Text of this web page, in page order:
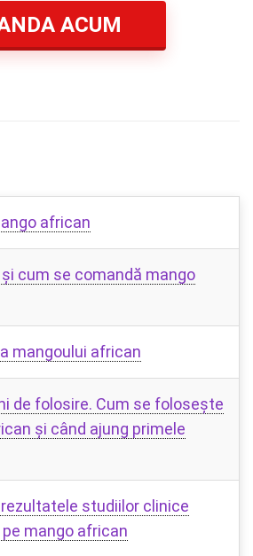
ACUM
african
cum se comandă mango
mangoului african
de folosire. Cum se folosește
și când ajung primele
studiilor clinice
mango african